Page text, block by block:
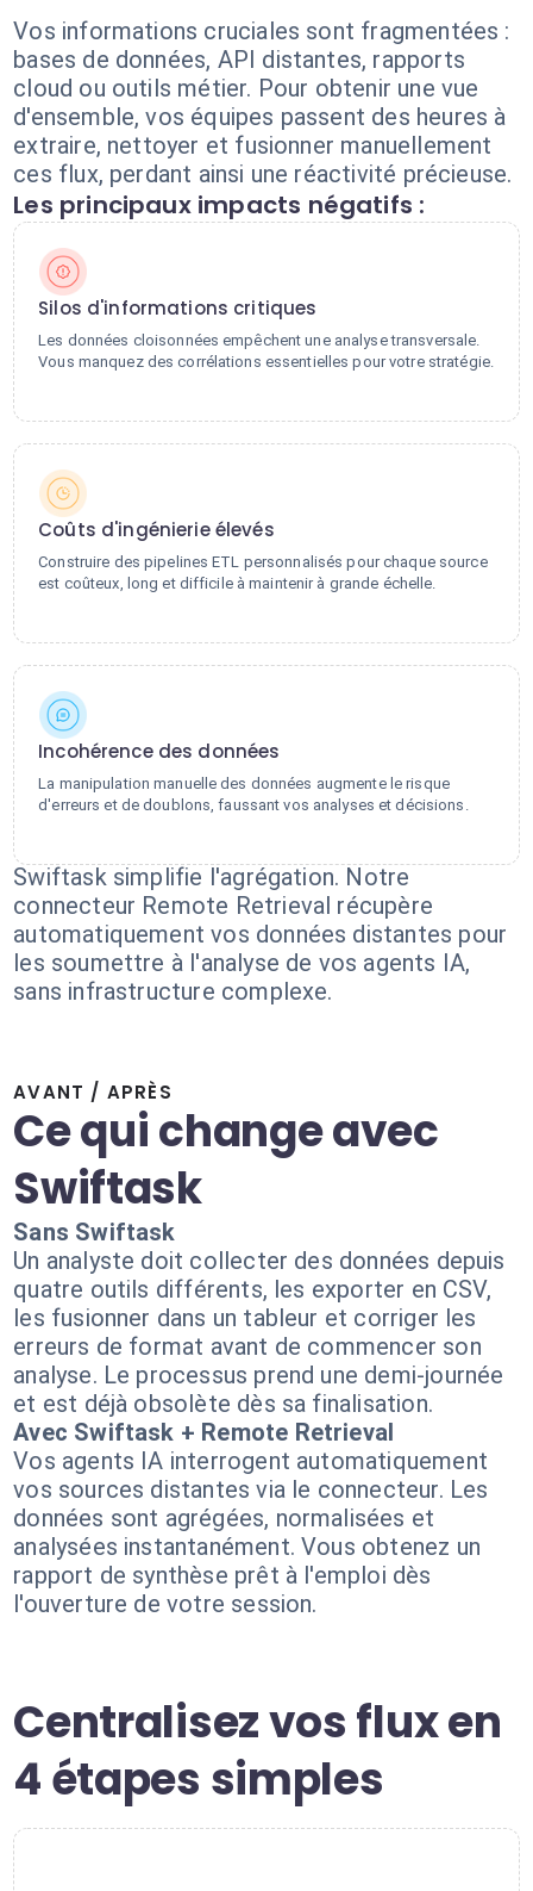
Vos informations cruciales sont fragmentées :
bases de données, API distantes, rapports
cloud ou outils métier. Pour obtenir une vue
d'ensemble, vos équipes passent des heures à
extraire, nettoyer et fusionner manuellement
ces flux, perdant ainsi une réactivité précieuse.
Les principaux impacts négatifs :
Silos d'informations critiques
Les données cloisonnées empêchent une analyse transversale.
Vous manquez des corrélations essentielles pour votre stratégie.
Coûts d'ingénierie élevés
Construire des pipelines ETL personnalisés pour chaque source
est coûteux, long et difficile à maintenir à grande échelle.
Incohérence des données
La manipulation manuelle des données augmente le risque
d'erreurs et de doublons, faussant vos analyses et décisions.
Swiftask simplifie l'agrégation. Notre
connecteur Remote Retrieval récupère
automatiquement vos données distantes pour
les soumettre à l'analyse de vos agents IA,
sans infrastructure complexe.
AVANT / APRÈS
Ce qui change avec
Swiftask
Sans Swiftask
Un analyste doit collecter des données depuis
quatre outils différents, les exporter en CSV,
les fusionner dans un tableur et corriger les
erreurs de format avant de commencer son
analyse. Le processus prend une demi-journée
et est déjà obsolète dès sa finalisation.
Avec Swiftask + Remote Retrieval
Vos agents IA interrogent automatiquement
vos sources distantes via le connecteur. Les
données sont agrégées, normalisées et
analysées instantanément. Vous obtenez un
rapport de synthèse prêt à l'emploi dès
l'ouverture de votre session.
Centralisez vos flux en
4 étapes simples